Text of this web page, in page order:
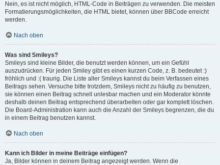
Nein, es ist nicht möglich, HTML-Code in Beiträgen zu verwenden. Die meisten
Formatierungsmöglichkeiten, die HTML bietet, können über BBCode erreicht
werden.
Nach oben
Was sind Smileys?
Smileys sind kleine Bilder, die benutzt werden können, um ein Gefühl
auszudrücken. Für jeden Smiley gibt es einen kurzen Code, z. B. bedeutet :)
fröhlich und :( traurig. Die Liste aller Smileys kannst du beim Verfassen eines
Beitrags sehen. Versuche bitte trotzdem, Smileys nicht zu häufig zu benutzen,
sie können einen Beitrag schnell unlesbar machen und ein Moderator könnte
deshalb deinen Beitrag entsprechend überarbeiten oder gar komplett löschen.
Die Board-Administration kann auch die Anzahl der Smileys begrenzen, die du
in einem Beitrag benutzen kannst.
Nach oben
Kann ich Bilder in meine Beiträge einfügen?
Ja, Bilder können in deinem Beitrag angezeigt werden. Wenn die